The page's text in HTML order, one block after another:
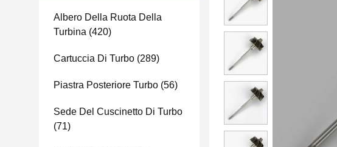
Albero Della Ruota Della
Turbina (420)
Cartuccia Di Turbo (289)
Piastra Posteriore Turbo (56)
Sede Del Cuscinetto Di Turbo
(71)